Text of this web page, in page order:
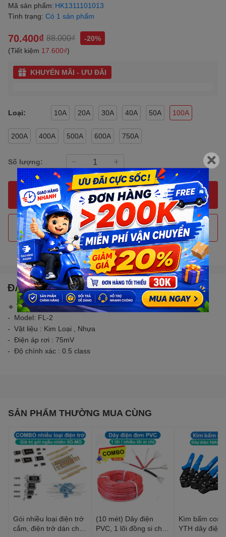
Mã sản phẩm: HK1311101013
Tình trạng: Có 1 sản phẩm
70.400₫ 88.000₫
-20%
(Tiết kiệm 17.600₫)
KHUYẾN MÃI - ƯU ĐÃI
Loại: 10A 20A 30A 40A 50A 100A
200A 400A 500A 600A 750A
Số lượng:
MUA NGAY
THÊM VÀO GIỎ HÀNG
Gọi đặt mua0907088123(7:30 - 17:00)
ĐẶC ĐIỂM NỔI BẬT
🔹 THÔNG SỐ KỸ THUẬT:
- Model: FL-2
- Vật liệu : Kim Loại , Nhựa
- Điện áp rơi : 75mV
- Độ chính xác : 0.5 class
SẢN PHẨM THƯỜNG MUA CÙNG
Gói nhiều loại điện trở
cắm, điện trở dán cho
(10 mét) Dây điện
PVC, 1 lõi đồng si chì,
Kìm bấm cos
YTH dây điện